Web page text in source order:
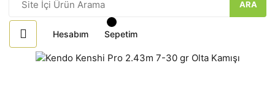
ARA
Hesabım Sepetim